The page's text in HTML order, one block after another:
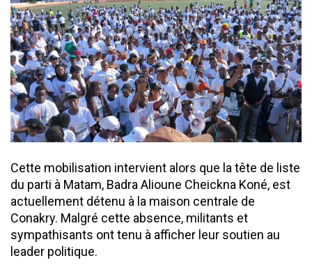
Cette mobilisation intervient alors que la tête de liste
du parti à Matam, Badra Alioune Cheickna Koné, est
actuellement détenu à la maison centrale de
Conakry. Malgré cette absence, militants et
sympathisants ont tenu à afficher leur soutien au
leader politique.